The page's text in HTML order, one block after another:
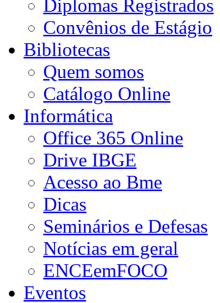
Diplomas Registrados
Convênios de Estágio
Bibliotecas
Quem somos
Catálogo Online
Informática
Office 365 Online
Drive IBGE
Acesso ao Bme
Dicas
Seminários e Defesas
Notícias em geral
ENCEemFOCO
Eventos